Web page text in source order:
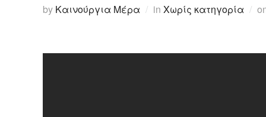
by Καινούργια Μέρα in Χωρίς κατηγορία